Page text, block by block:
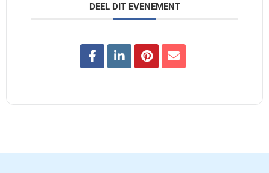
DEEL DIT EVENEMENT